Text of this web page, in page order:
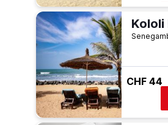
CHF 44